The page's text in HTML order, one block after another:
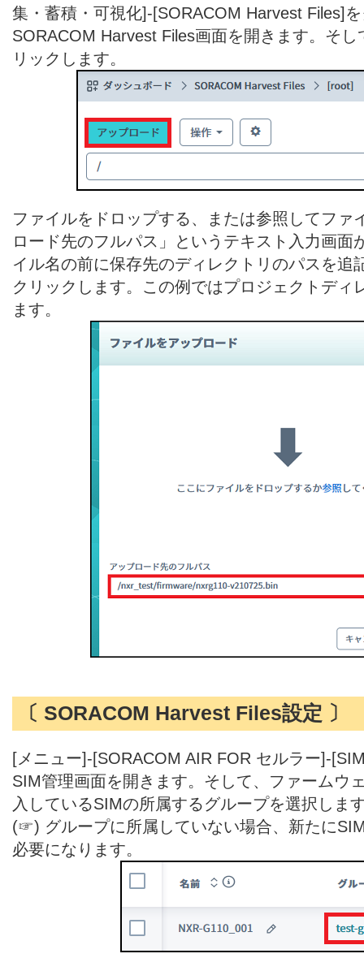
集・蓄積・可視化]-[SORACOM Harvest Files]
SORACOM Harvest Files画面を開きます。そ
リックします。
ファイルをドロップする、または参照してファ
ロード先のフルパス」というテキスト入力画面
イル名の前に保存先のディレクトリのパスを追
クリックします。この例ではプロジェクトディ
ます。
〔 SORACOM Harvest Files設定 〕
[メニュー]-[SORACOM AIR FOR セルラー]-
SIM管理画面を開きます。そして、ファームウ
入しているSIMの所属するグループを選択しま
(☞) グループに所属していない場合、新たに
必要になります。